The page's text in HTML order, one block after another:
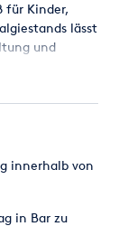
für Kinder,
lässt
und
innerhalb von
in Bar zu